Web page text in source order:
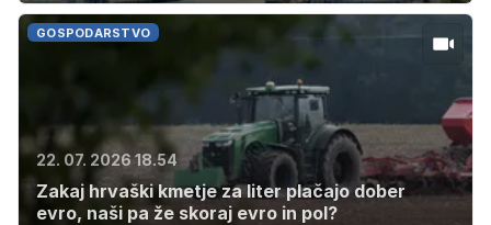
GOSPODARSTVO
22. 07. 2026 18.54
Zakaj hrvaški kmetje za liter plačajo dober
evro, naši pa že skoraj evro in pol?